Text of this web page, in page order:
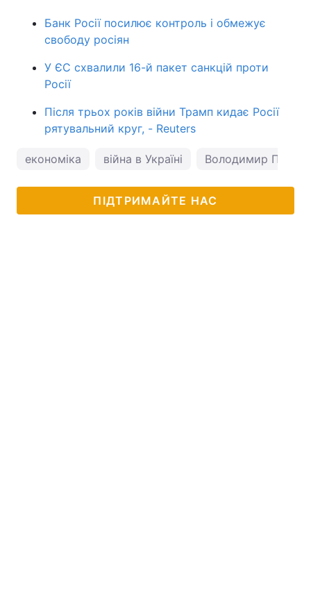
Банк Росії посилює контроль і обмежує
свободу росіян
У ЄС схвалили 16-й пакет санкцій проти
Росії
Після трьох років війни Трамп кидає Росії
рятувальний круг, - Reuters
економіка війна в Україні Володимир Путін
ПІДТРИМАЙТЕ НАС